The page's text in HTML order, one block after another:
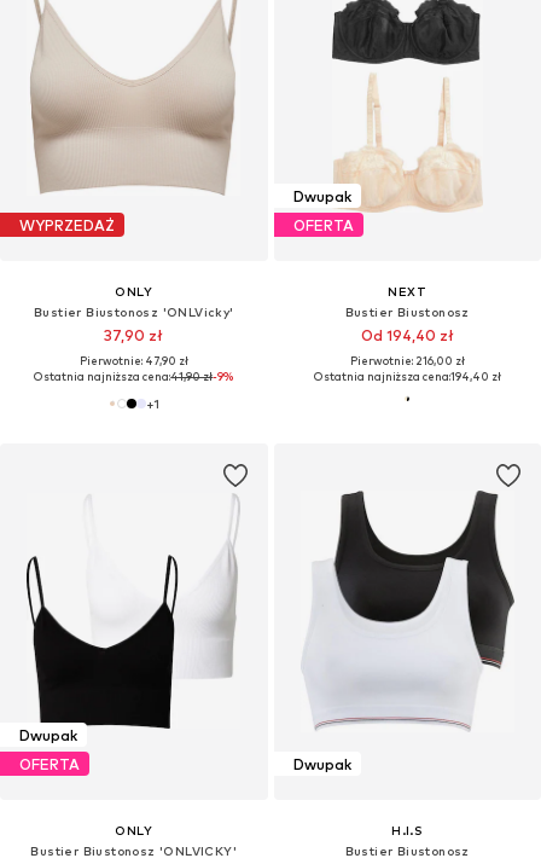
WYPRZEDAŻ
ONLY
Bustier Biustonosz 'ONLVicky'
37,90 zł
Pierwotnie: 47,90 zł
Ostatnia najniższa cena:41,90 zł-9%
+1
Dwupak
OFERTA
NEXT
Bustier Biustonosz
Od 194,40 zł
Pierwotnie: 216,00 zł
Ostatnia najniższa cena:194,40 zł
Dwupak
OFERTA
ONLY
Bustier Biustonosz 'ONLVICKY'
Dwupak
H.I.S
Bustier Biustonosz